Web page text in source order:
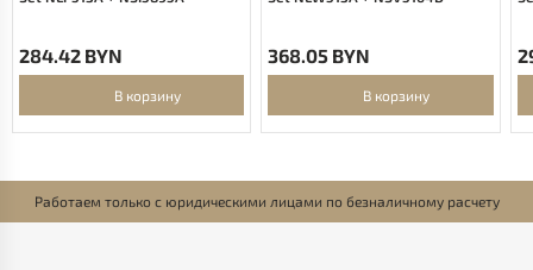
284.42 BYN
В корзину
368.05 BYN
В корзину
Работаем только с юридическими лицами по безналичному расчету